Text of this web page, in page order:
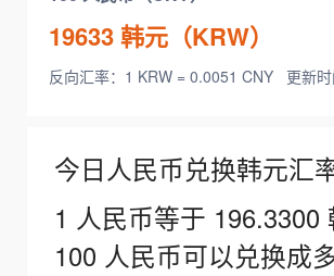
19633韩元（KRW）
反向汇率：1 KRW = 0.0051 CNY 更新
今日人民币兑换韩元汇率
1 人民币等于
100 人民币可以兑换成